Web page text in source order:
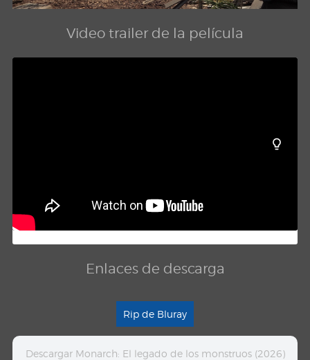
Video trailer de la película
Enlaces de descarga
Rip de Bluray
Descargar Monarch: El legado de los monstruos (2026)